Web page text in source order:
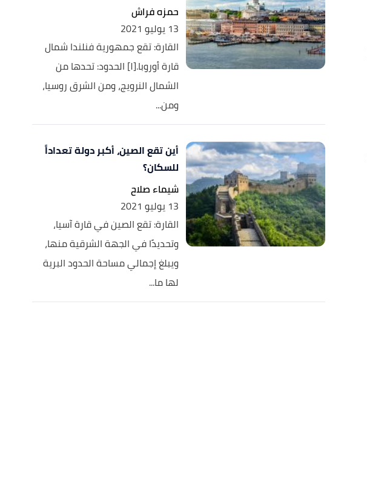
حمزه فراش
13 يوليو 2021
القارة: تقع جمهورية فنلندا شمال
قارة أوروبا.[١] الحدود: تحدها من
الشمال النرويج، ومن الشرق روسيا،
ومن...
أين تقع الصين، أكبر دولة تعداداً
للسكان؟
شيماء صلاح
13 يوليو 2021
القارة: تقع الصين في قارة آسيا،
وتحديدًا في الجهة الشرقية منها،
ويبلغ إجمالي مساحة الحدود البرية
لها ما...